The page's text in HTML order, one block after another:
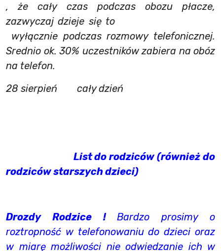
, że cały czas podczas obozu płacze,
zazwyczaj dzieje się to
wyłącznie podczas rozmowy telefonicznej.
Srednio ok. 30% uczestników zabiera na obóz
na telefon.
28 sierpień cały dzień
List do rodziców (również do
rodziców starszych dzieci)
Drozdy Rodzice !Bardzo prosimy o
roztropność w telefonowaniu do dzieci oraz
w miarę możliwości nie odwiedzanie ich w